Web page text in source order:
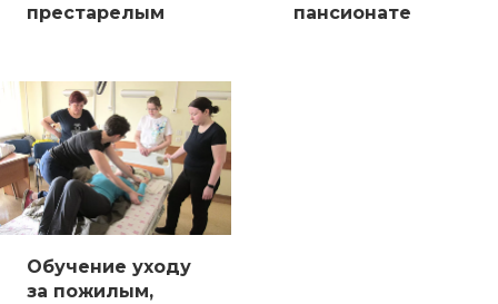
престарелым
пансионате
Обучение уходу
за пожилым,